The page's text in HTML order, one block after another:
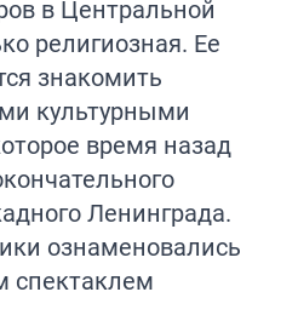
в Центральной
религиозная. Ее
знакомить
культурными
время назад
Ленинграда.
ознаменовались
спектаклем